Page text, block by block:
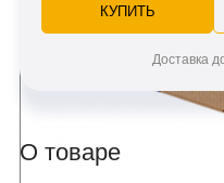
О товаре
КУПИТЬ
Доставка